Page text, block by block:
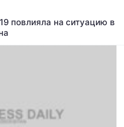
повлияла на ситуацию в